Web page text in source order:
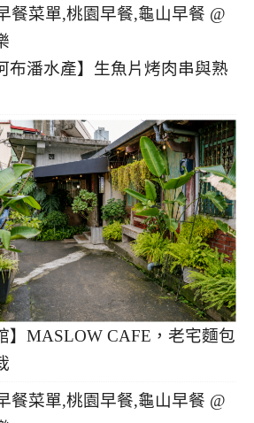
布潘水產】生魚片烤肉串與熟
】MASLOW CAFE，老宅麵包